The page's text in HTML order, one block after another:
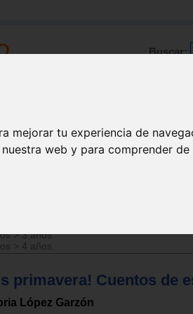
mejorar tu experiencia de
web y para comprender
Buscar:
>3 años
> 4 años
primavera! Cuentos de
López Garzón